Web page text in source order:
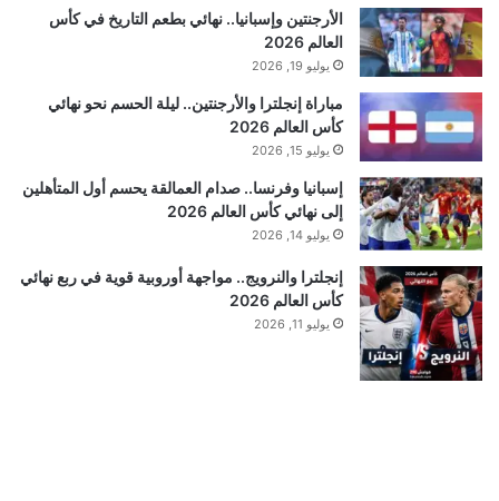
الأرجنتين وإسبانيا.. نهائي بطعم التاريخ في كأس
العالم 2026
يوليو 19, 2026
مباراة إنجلترا والأرجنتين.. ليلة الحسم نحو نهائي
كأس العالم 2026
يوليو 15, 2026
إسبانيا وفرنسا.. صدام العمالقة يحسم أول المتأهلين
إلى نهائي كأس العالم 2026
يوليو 14, 2026
إنجلترا والنرويج.. مواجهة أوروبية قوية في ربع نهائي
كأس العالم 2026
يوليو 11, 2026